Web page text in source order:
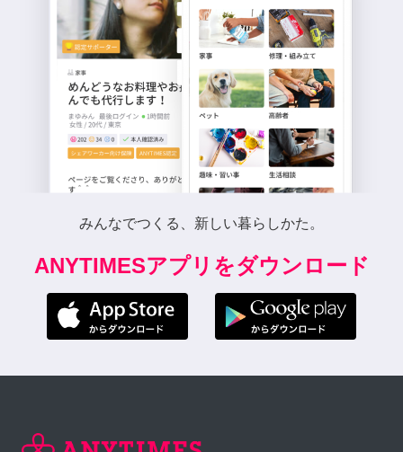
みんなでつくる、新しい暮らしかた。
ANYTIMESアプリをダウンロード